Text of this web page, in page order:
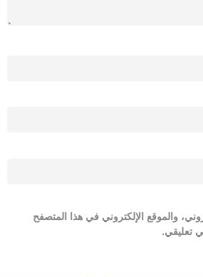
والموقع الإلكتروني في هذا المتصفح
تعليقي.